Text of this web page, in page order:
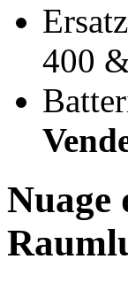
400
Nuage